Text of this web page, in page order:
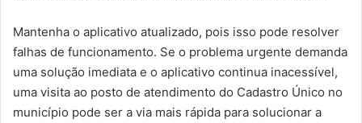
Mantenha o aplicativo atualizado, pois isso pode resolver
falhas de funcionamento. Se o problema urgente demanda
uma solução imediata e o aplicativo continua inacessível,
uma visita ao posto de atendimento do Cadastro Único no
município pode ser a via mais rápida para solucionar a